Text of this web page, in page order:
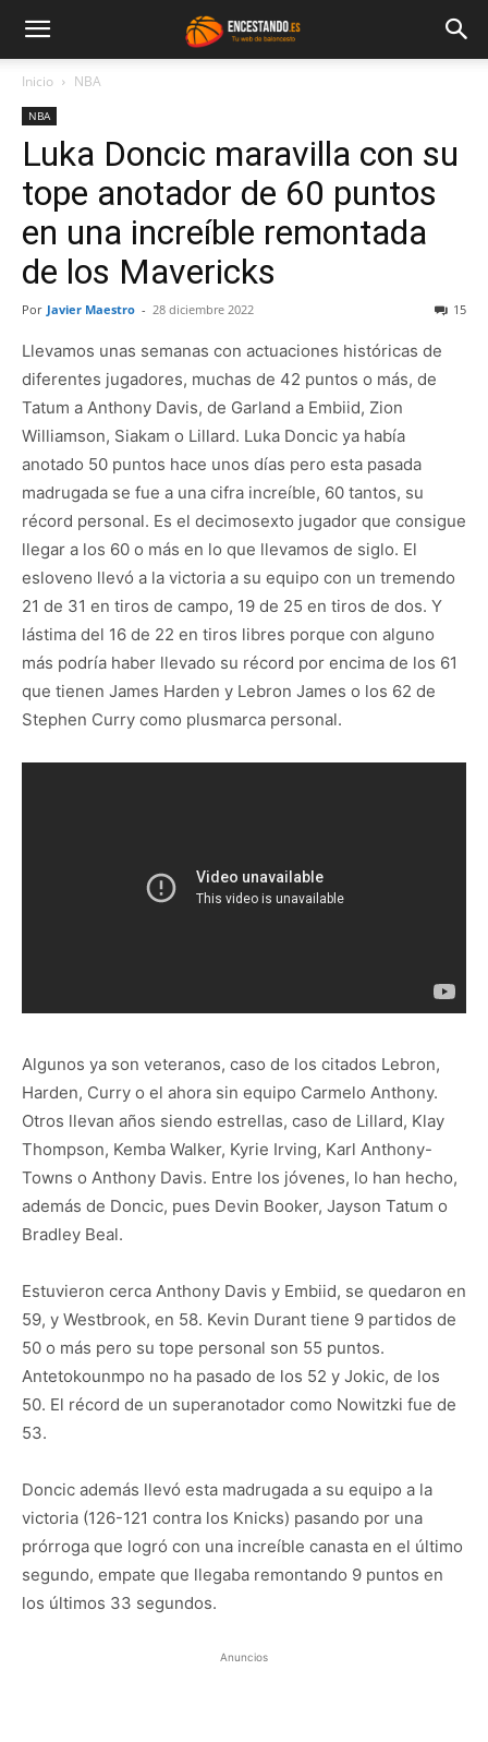
Inicio NBA
NBA
Luka Doncic maravilla con su
tope anotador de 60 puntos
en una increíble remontada
de los Mavericks
Por Javier Maestro - 28 diciembre 2022 15
Llevamos unas semanas con actuaciones históricas de
diferentes jugadores, muchas de 42 puntos o más, de
Tatum a Anthony Davis, de Garland a Embiid, Zion
Williamson, Siakam o Lillard. Luka Doncic ya había
anotado 50 puntos hace unos días pero esta pasada
madrugada se fue a una cifra increíble, 60 tantos, su
récord personal. Es el decimosexto jugador que consigue
llegar a los 60 o más en lo que llevamos de siglo. El
esloveno llevó a la victoria a su equipo con un tremendo
21 de 31 en tiros de campo, 19 de 25 en tiros de dos. Y
lástima del 16 de 22 en tiros libres porque con alguno
más podría haber llevado su récord por encima de los 61
que tienen James Harden y Lebron James o los 62 de
Stephen Curry como plusmarca personal.
Algunos ya son veteranos, caso de los citados Lebron,
Harden, Curry o el ahora sin equipo Carmelo Anthony.
Otros llevan años siendo estrellas, caso de Lillard, Klay
Thompson, Kemba Walker, Kyrie Irving, Karl Anthony-
Towns o Anthony Davis. Entre los jóvenes, lo han hecho,
además de Doncic, pues Devin Booker, Jayson Tatum o
Bradley Beal.
Estuvieron cerca Anthony Davis y Embiid, se quedaron en
59, y Westbrook, en 58. Kevin Durant tiene 9 partidos de
50 o más pero su tope personal son 55 puntos.
Antetokounmpo no ha pasado de los 52 y Jokic, de los
50. El récord de un superanotador como Nowitzki fue de
53.
Doncic además llevó esta madrugada a su equipo a la
victoria (126-121 contra los Knicks) pasando por una
prórroga que logró con una increíble canasta en el último
segundo, empate que llegaba remontando 9 puntos en
los últimos 33 segundos.
Anuncios